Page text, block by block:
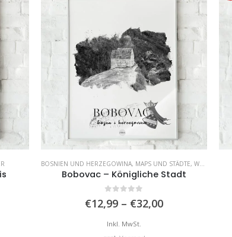
BOSNIEN UND HERZEGOWINA, MAPS UND STÄDTE, WANDBILDER
Bobovac – Königliche Stadt
€12,99 – €32,00Preisspanne:
Inkl. MwSt.